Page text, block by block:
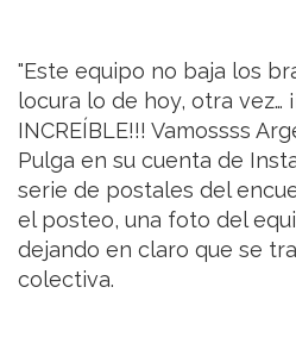
"Este equipo no baja los
locura lo de hoy, otra vez…
INCREÍBLE!!! Vamossss
Pulga en su cuenta de
serie de postales del
el posteo, una foto del
dejando en claro que se
colectiva.